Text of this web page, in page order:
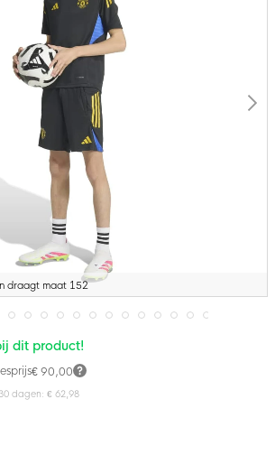
draagt maat 152
dit product!
€ 90,00
dagen: € 62,98